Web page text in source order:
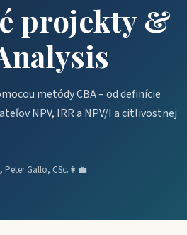
projekty &
metódy CBA – od definície
NPV, IRR a NPV/I a citlivostnej
Gallo, CSc. 👩‍💼